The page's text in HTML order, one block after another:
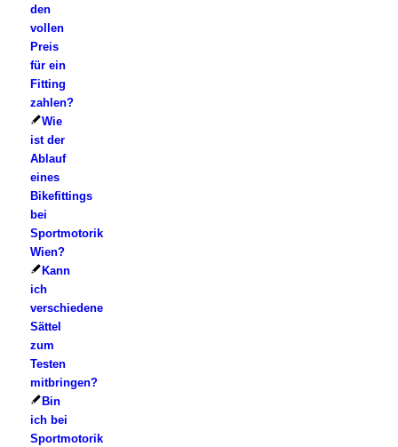
den
vollen
Preis
für ein
Fitting
zahlen?
Wie
ist der
Ablauf
eines
Bikefittings
bei
Sportmotorik
Wien?
Kann
ich
verschiedene
Sättel
zum
Testen
mitbringen?
Bin
ich bei
Sportmotorik